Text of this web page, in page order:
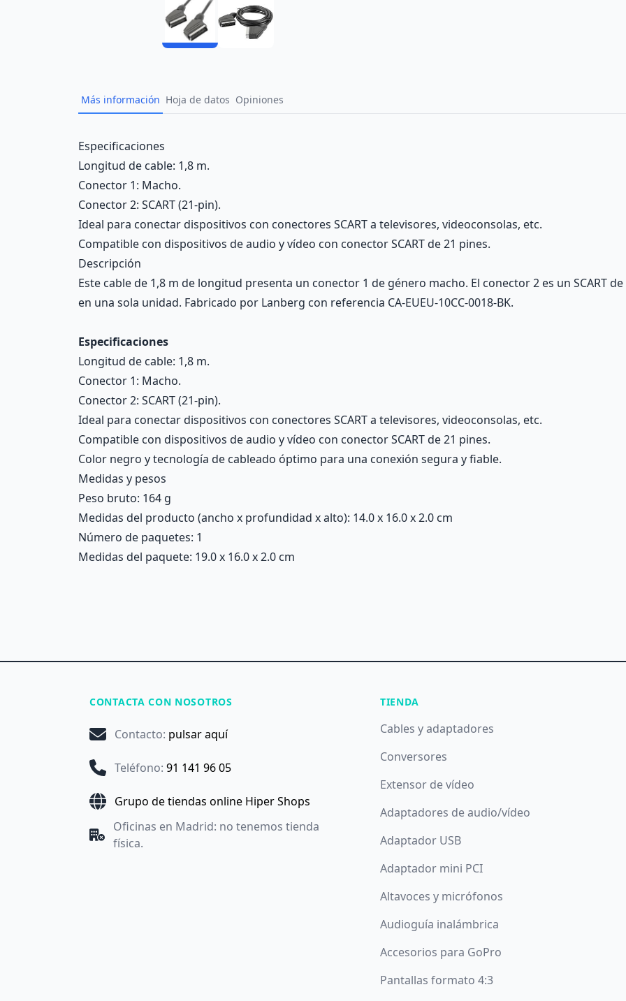
Más información Hoja de datos Opiniones
Description
Especificaciones
Longitud de cable: 1,8 m.
Conector 1: Macho.
Conector 2: SCART (21-pin).
Ideal para conectar dispositivos con conectores SCART a televisores, videoconsolas, etc.
Compatible con dispositivos de audio y vídeo con conector SCART de 21 pines.
Descripción
Este cable de 1,8 m de longitud presenta un conector 1 de género macho. El conector 2 es un SCART
en una sola unidad. Fabricado por Lanberg con referencia CA-EUEU-10CC-0018-BK.
Especificaciones
Longitud de cable: 1,8 m.
Conector 1: Macho.
Conector 2: SCART (21-pin).
Ideal para conectar dispositivos con conectores SCART a televisores, videoconsolas, etc.
Compatible con dispositivos de audio y vídeo con conector SCART de 21 pines.
Color negro y tecnología de cableado óptimo para una conexión segura y fiable.
Medidas y pesos
Peso bruto: 164 g
Medidas del producto (ancho x profundidad x alto): 14.0 x 16.0 x 2.0 cm
Número de paquetes: 1
Medidas del paquete: 19.0 x 16.0 x 2.0 cm
CONTACTA CON NOSOTROS
Contacto: pulsar aquí
Teléfono: 91 141 96 05
Grupo de tiendas online Hiper Shops
Oficinas en Madrid: no tenemos tienda
física.
TIENDA
Cables y adaptadores
Conversores
Extensor de vídeo
Adaptadores de audio/vídeo
Adaptador USB
Adaptador mini PCI
Altavoces y micrófonos
Audioguía inalámbrica
Accesorios para GoPro
Pantallas formato 4:3